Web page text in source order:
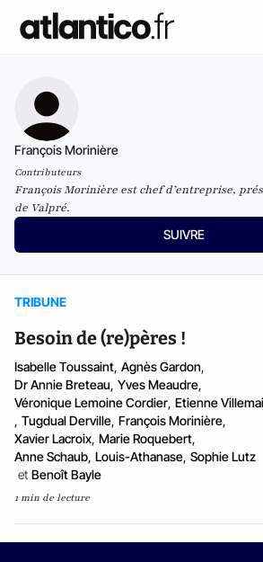
François Morinière
Contributeurs
François Morinière est chef d’entreprise,
de Valpré.
SUIVRE
TRIBUNE
Besoin de (re)pères !
Isabelle Toussaint, Agnès Gardon,
Dr Annie Breteau, Yves Meaudre,
Véronique Lemoine Cordier, Etienne
, Tugdual Derville, François Morinière,
Xavier Lacroix, Marie Roquebert,
Anne Schaub, Louis-Athanase, Sophie Lutz
et Benoît Bayle
1 min de lecture